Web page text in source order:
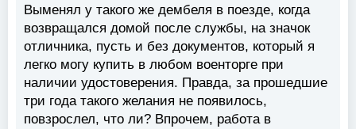
Выменял у такого же дембеля в поезде, когда
возвращался домой после службы, на значок
отличника, пусть и без документов, который я
легко могу купить в любом военторге при
наличии удостоверения. Правда, за прошедшие
три года такого желания не появилось,
повзрослел, что ли? Впрочем, работа в